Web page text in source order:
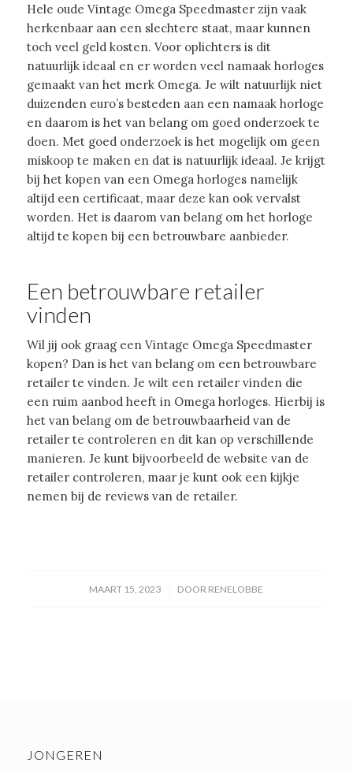
Hele oude Vintage Omega Speedmaster zijn vaak
herkenbaar aan een slechtere staat, maar kunnen
toch veel geld kosten. Voor oplichters is dit
natuurlijk ideaal en er worden veel namaak horloges
gemaakt van het merk Omega. Je wilt natuurlijk niet
duizenden euro’s besteden aan een namaak horloge
en daarom is het van belang om goed onderzoek te
doen. Met goed onderzoek is het mogelijk om geen
miskoop te maken en dat is natuurlijk ideaal. Je krijgt
bij het kopen van een Omega horloges namelijk
altijd een certificaat, maar deze kan ook vervalst
worden. Het is daarom van belang om het horloge
altijd te kopen bij een betrouwbare aanbieder.
Een betrouwbare retailer
vinden
Wil jij ook graag een Vintage Omega Speedmaster
kopen? Dan is het van belang om een betrouwbare
retailer te vinden. Je wilt een retailer vinden die
een ruim aanbod heeft in Omega horloges. Hierbij is
het van belang om de betrouwbaarheid van de
retailer te controleren en dit kan op verschillende
manieren. Je kunt bijvoorbeeld de website van de
retailer controleren, maar je kunt ook een kijkje
nemen bij de reviews van de retailer.
MAART 15, 2023
/ DOOR RENELOBBE
JONGEREN